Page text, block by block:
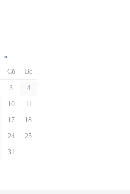
»
Сб Вс
3 4
10 11
17 18
24 25
31